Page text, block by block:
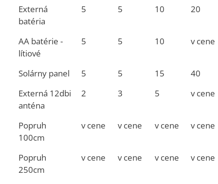
Externá
batéria
5 5 10 20
AA batérie -
lítiové
5 5 10 v cene
Solárny panel 5 5 15
40
Externá 12dbi
anténa
2 3 5 v cene
Popruh
100cm
v cene v cene v cene v cene
Popruh
250cm
v cene v cene v cene v cene